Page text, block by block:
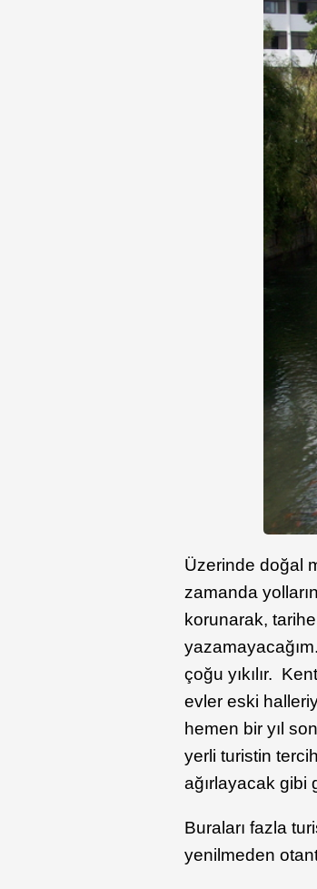
Üzerinde doğal
zamanda
korunarak,
çoğu yıkılır.
evler eski
hemen bir yıl
yerli turistin
ağırlayacak gibi
Buraları fazla
yenilmeden